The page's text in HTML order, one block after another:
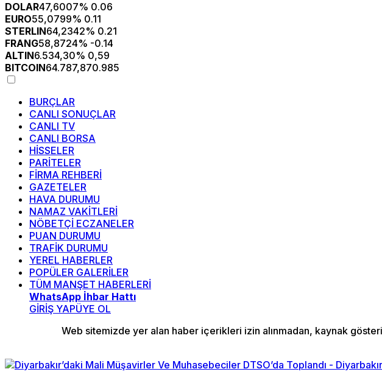
DOLAR47,6007% 0.06
EURO55,0799% 0.11
STERLIN64,2342% 0.21
FRANG58,8724% -0.14
ALTIN6.534,30% 0,59
BITCOIN64.787,870.985
BURÇLAR
CANLI SONUÇLAR
CANLI TV
CANLI BORSA
HİSSELER
PARİTELER
FİRMA REHBERİ
GAZETELER
HAVA DURUMU
NAMAZ VAKİTLERİ
NÖBETÇİ ECZANELER
PUAN DURUMU
TRAFİK DURUMU
YEREL HABERLER
POPÜLER GALERİLER
TÜM MANŞET HABERLERİ
WhatsApp İhbar Hattı
GİRİŞ YAPÜYE OL
Web sitemizde yer alan haber içerikleri izin alınmadan, kaynak